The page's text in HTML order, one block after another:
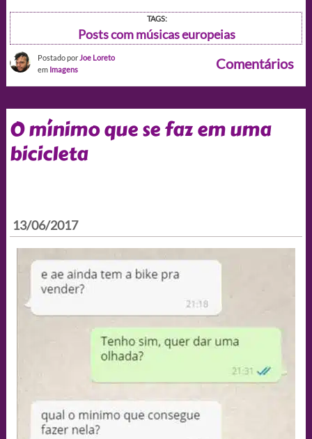
TAGS:
Posts com músicas europeias
Postado por Joe Loreto
em Imagens Comentários
O mínimo que se faz em uma
bicicleta
13/06/2017